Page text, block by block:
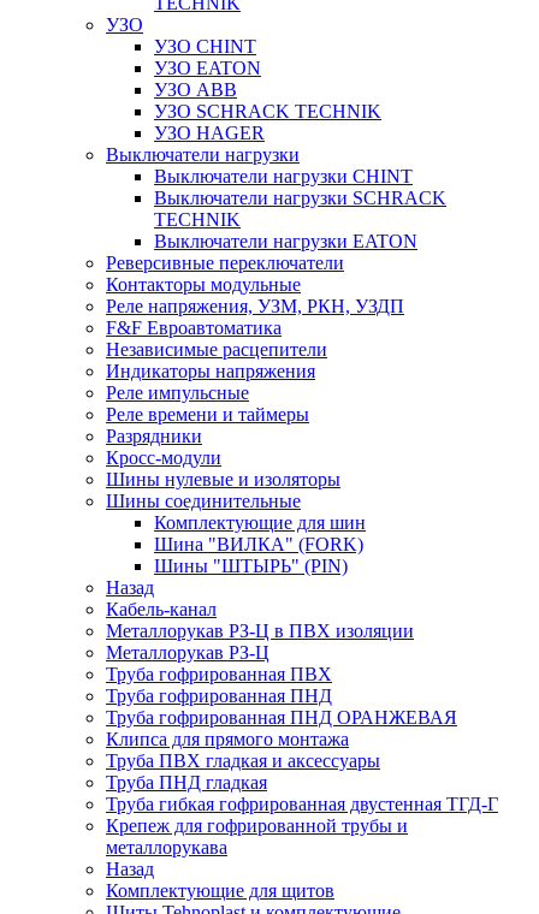
УЗО
УЗО CHINT
УЗО EATON
УЗО ABB
УЗО SCHRACK TECHNIK
УЗО HAGER
Выключатели нагрузки
Выключатели нагрузки CHINT
Выключатели нагрузки SCHRACK
TECHNIK
Выключатели нагрузки EATON
Реверсивные переключатели
Контакторы модульные
Реле напряжения, УЗМ, РКН, УЗДП
F&F Евроавтоматика
Независимые расцепители
Индикаторы напряжения
Реле импульсные
Реле времени и таймеры
Разрядники
Кросс-модули
Шины нулевые и изоляторы
Шины соединительные
Комплектующие для шин
Шина "ВИЛКА" (FORK)
Шины "ШТЫРЬ" (PIN)
Назад
Кабель-канал
Металлорукав РЗ-Ц в ПВХ изоляции
Металлорукав РЗ-Ц
Труба гофрированная ПВХ
Труба гофрированная ПНД
Труба гофрированная ПНД ОРАНЖЕВАЯ
Клипса для прямого монтажа
Труба ПВХ гладкая и аксессуары
Труба ПНД гладкая
Труба гибкая гофрированная двустенная ТГД-Г
Крепеж для гофрированной трубы и
металлорукава
Назад
Комплектующие для щитов